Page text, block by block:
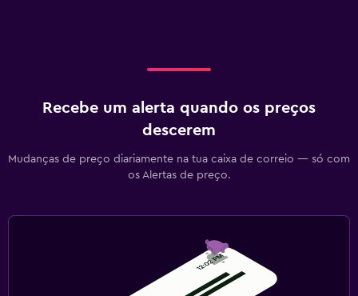
Recebe um alerta quando os preços
descerem
Mudanças de preço diariamente na tua caixa de correio — só com
os Alertas de preço.